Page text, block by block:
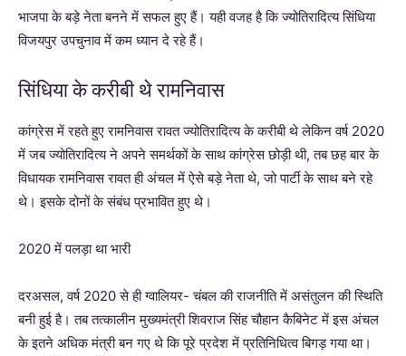
भाजपा के बड़े नेता बनने में सफल हुए हैं। यही वजह है कि ज्योतिरादित्य सिंधिया
विजयपुर उपचुनाव में कम ध्यान दे रहे हैं।
सिंधिया के करीबी थे रामनिवास
कांग्रेस में रहते हुए रामनिवास रावत ज्योतिरादित्य के करीबी थे लेकिन वर्ष 2020
में जब ज्योतिरादित्य ने अपने समर्थकों के साथ कांग्रेस छोड़ी थी, तब छह बार के
विधायक रामनिवास रावत ही अंचल में ऐसे बड़े नेता थे, जो पार्टी के साथ बने रहे
थे। इसके दोनों के संबंध प्रभावित हुए थे।
2020 में पलड़ा था भारी
दरअसल, वर्ष 2020 से ही ग्वालियर- चंबल की राजनीति में असंतुलन की स्थिति
बनी हुई है। तब तत्कालीन मुख्यमंत्री शिवराज सिंह चौहान कैबिनेट में इस अंचल
के इतने अधिक मंत्री बन गए थे कि पूरे प्रदेश में प्रतिनिधित्व बिगड़ गया था।